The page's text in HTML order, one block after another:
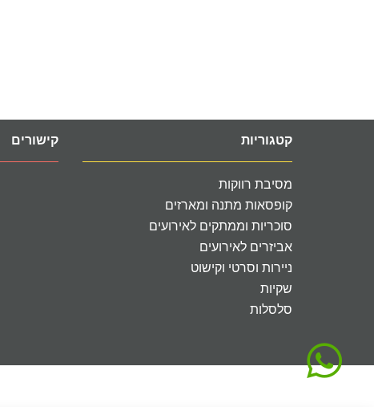
קישורים קטגוריות
מסיבת רווקות
קופסאות מתנה ומארזים
סוכריות וממתקים לאירועים
אביזרים לאירועים
ניירות וסרטי וקישוט
שקיות
סלסלות